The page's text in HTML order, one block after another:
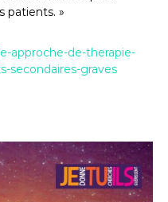
patients. »
approche-de-therapie-
secondaires-graves